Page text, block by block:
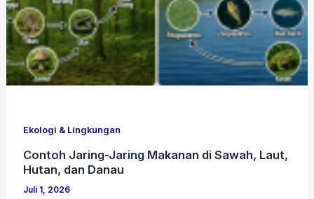
Ekologi & Lingkungan
Contoh Jaring-Jaring Makanan di Sawah, Laut,
Hutan, dan Danau
Juli 1, 2026